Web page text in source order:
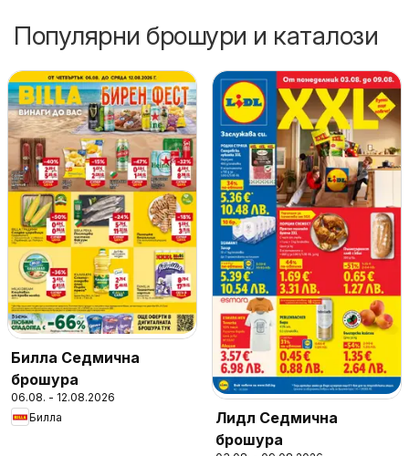
Популярни брошури и каталози
Билла Седмична
брошура
06.08. - 12.08.2026
Билла
Лидл Седмична
брошура